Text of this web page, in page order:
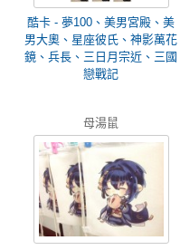
酷卡 - 夢100、美男宮殿、美
男大奧、星座彼氏、神影萬花
鏡、兵長、三日月宗近、三國
戀戰記
母湯鼠